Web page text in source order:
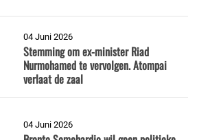
04 Juni 2026
Stemming om ex-minister Riad
Nurmohamed te vervolgen. Atompai
verlaat de zaal
04 Juni 2026